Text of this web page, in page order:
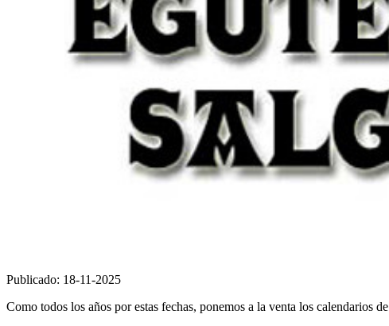
Publicado: 18-11-2025
Como todos los años por estas fechas, ponemos a la venta los calendarios de